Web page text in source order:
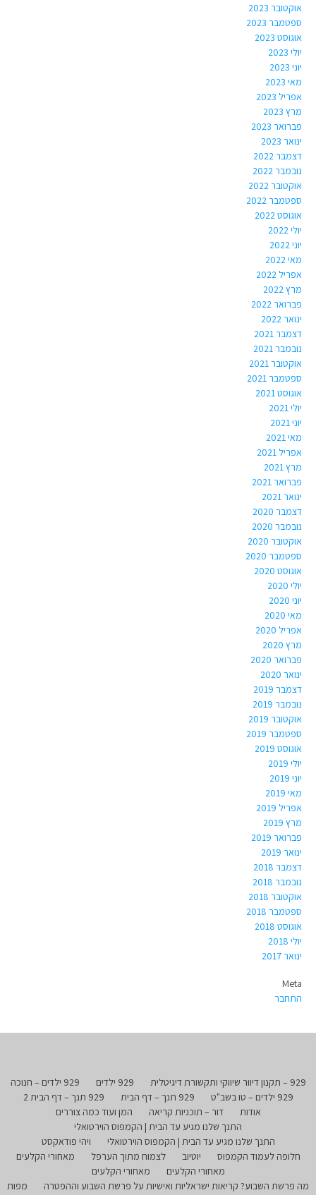
אוקטובר 2023
ספטמבר 2023
אוגוסט 2023
יולי 2023
יוני 2023
מאי 2023
אפריל 2023
מרץ 2023
פברואר 2023
ינואר 2023
דצמבר 2022
נובמבר 2022
אוקטובר 2022
ספטמבר 2022
אוגוסט 2022
יולי 2022
יוני 2022
מאי 2022
אפריל 2022
מרץ 2022
פברואר 2022
ינואר 2022
דצמבר 2021
נובמבר 2021
אוקטובר 2021
ספטמבר 2021
אוגוסט 2021
יולי 2021
יוני 2021
מאי 2021
אפריל 2021
מרץ 2021
פברואר 2021
ינואר 2021
דצמבר 2020
נובמבר 2020
אוקטובר 2020
ספטמבר 2020
אוגוסט 2020
יולי 2020
יוני 2020
מאי 2020
אפריל 2020
מרץ 2020
פברואר 2020
ינואר 2020
דצמבר 2019
נובמבר 2019
אוקטובר 2019
ספטמבר 2019
אוגוסט 2019
יולי 2019
יוני 2019
מאי 2019
אפריל 2019
מרץ 2019
פברואר 2019
ינואר 2019
דצמבר 2018
נובמבר 2018
אוקטובר 2018
ספטמבר 2018
אוגוסט 2018
יולי 2018
ינואר 2017
Meta
התחבר
929 – תקנון דיוור שיווקי ותקשורת דיגיטלית 929 ילדים
929 ילדים – חנוכה
929 ילדים – טו בשב"ט
929 תנך – דף הבית
929 תנך – דף הבית 2
אודות
דור – תוכניות קריאה
המן ועוד כמה צוררים
התנך שלנו מגיע עד הבית | הקמפוס הוירטואלי
התנך שלנו מגיע עד הבית | הקמפוס הוירטואלי
ויהי פודאקסט
חלופה לעמוד הקמפוס
יוטיוב לצמוח מתוך הערפל
מאחורי הקלעים
מאחורי הקלעים
מאחורי הקלעים
מה פרשת השבוע? קריאות ישראליות ואישיות על פרשת השבוע וההפטרה
מפות